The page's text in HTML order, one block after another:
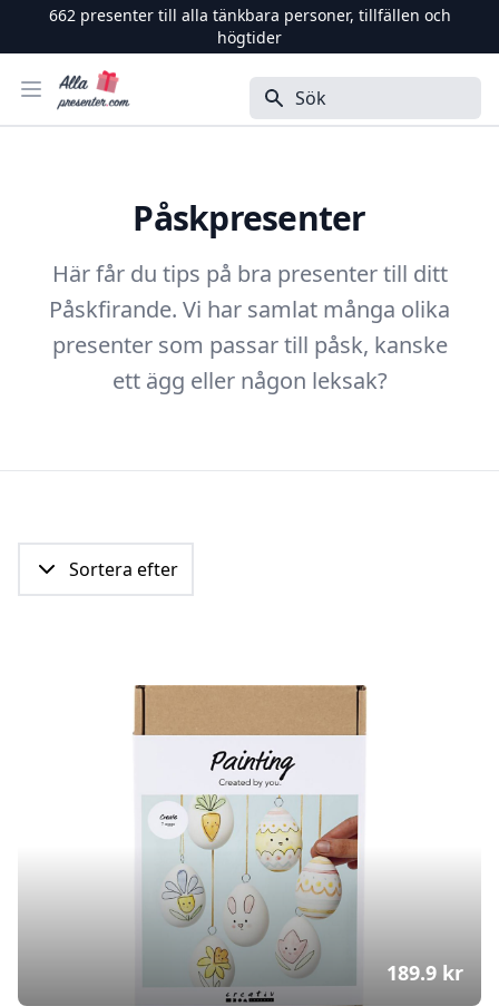
662presenter till alla tänkbara personer, tillfällen och
högtider
Öppna menyn
Alla Presenter Sök
Påskpresenter
Här får du tips på bra presenter till ditt
Påskfirande. Vi har samlat många olika
presenter som passar till påsk, kanske
ett ägg eller någon leksak?
Sortera efter
189.9 kr